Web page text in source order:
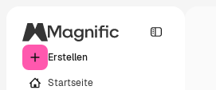
Erstellen
Startseite